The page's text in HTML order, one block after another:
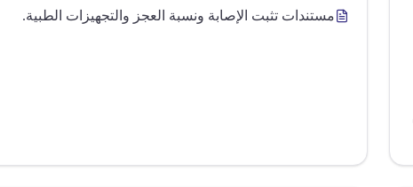
مستندات تثبت الإصابة ونسبة العجز والتجهيزات الطبية.